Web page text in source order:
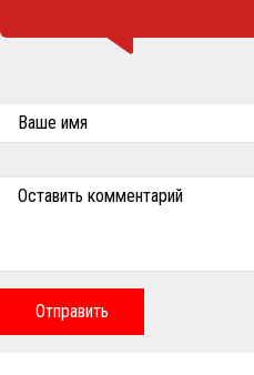
Ваше имя
Оставить комментарий
Отправить